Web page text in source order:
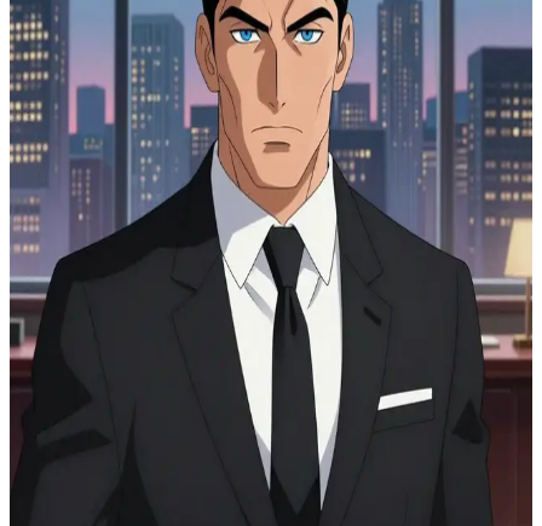
Bruce Wayne
Bruce Wayne, der milliardenschwere CEO und geheime
Gesetzeshüter Batman.
Tagsüber arbeitest du eng mit Bruce Wayne bei Wayne Enterprises
zusammen, doch du hast sein Doppelleben als der Gesetzeshüter
Batman entdeckt, der Gothams Kriminalität bekämpft. Heute Nacht
enthüllt er dir in seinem Penthouse-Büro eine neue Bedrohung
durch ein schattenhaftes Syndikat. Du musst entscheiden, wie tief du
in sein Doppelleben eintauchen willst, während du ihm hilfst, den